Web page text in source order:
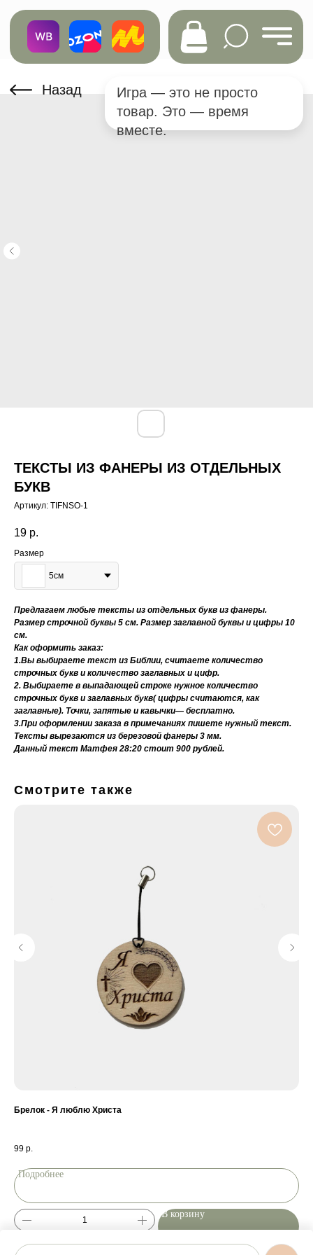
Назад
Игра — это не просто
вместе.
ТЕКСТЫ ИЗ ФАНЕРЫ ИЗ ОТДЕЛЬНЫХ
БУКВ
Артикул: TIFNSO-1
19 р.
Размер
5см
Предлагаем любые тексты из отдельных букв из фанеры.
Размер строчной буквы 5 см. Размер заглавной буквы и цифры 10
см.
Как оформить заказ:
1.Вы выбираете текст из Библии, считаете количество
строчных букв и количество заглавных и цифр.
2. Выбираете в выпадающей строке нужное количество
строчных букв и заглавных букв( цифры считаются, как
заглавные). Точки, запятые и кавычки— бесплатно.
3.При оформлении заказа в примечаниях пишете нужный текст.
Тексты вырезаются из березовой фанеры 3 мм.
Данный текст Матфея 28:20 стоит 900 рублей.
Смотрите также
Брелок - Я люблю Христа
99 р.
Подробнее
В корзину